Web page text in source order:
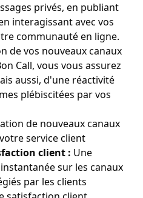
privés, en publiant
interagissant avec vos
communauté en ligne.
de vos nouveaux canaux
Call, vous vous assurez
aussi, d'une réactivité
plébiscitées par vos
de nouveaux canaux
service client
client : Une
sur les canaux
par les clients